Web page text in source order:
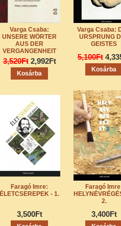
Varga Csaba:
UNSERE WÖRTER
AUS DER
VERGANGENHEIT
3,520Ft 2,992Ft
Varga Csaba:
URSPRUNG
GEISTES
5,100Ft
Faragó Imre:
ÉLETCSEREPEK - 1.
3,500Ft
Faragó
2.
3,400Ft